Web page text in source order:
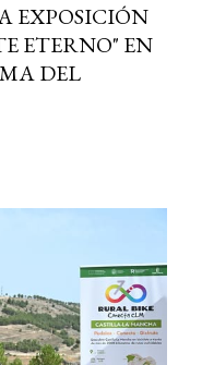
EXPOSICIÓN
ETERNO" EN
DEL